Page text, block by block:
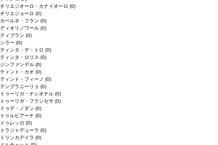
チリエジオーロ・カナイオーロ (0)
チリエジョーロ (0)
カベルネ・フラン (0)
ディオリノワール (0)
ティブラン (0)
シラー (0)
ティンタ・デ・トロ (0)
ティンタ・ロリス (0)
ジンファンデル (0)
ティント・カオ (0)
ティント・フィーノ (0)
テンプラニーリョ (0)
トゥーリガ・ナシオナル (0)
トゥーリガ・フランセサ (0)
ドゥデ・ノダン (0)
トゥルビアーナ (0)
ドゥレッロ (0)
トラジャデューラ (0)
トリンカデイラ (0)